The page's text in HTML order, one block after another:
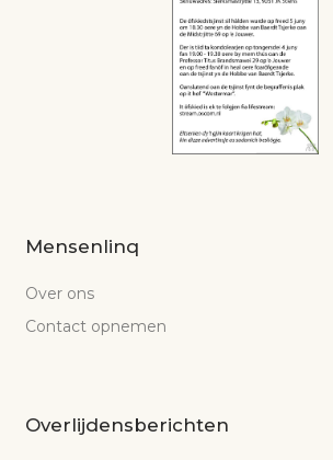
Mensenlinq
Over ons
Contact opnemen
Overlijdensberichten